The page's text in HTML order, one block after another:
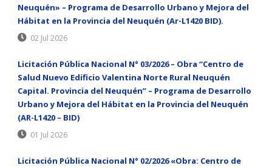
Neuquén» – Programa de Desarrollo Urbano y Mejora del
Hábitat en la Provincia del Neuquén (Ar-L1420 BID).
02 Jul 2026
Licitación Pública Nacional N° 03/2026 – Obra “Centro de
Salud Nuevo Edificio Valentina Norte Rural Neuquén
Capital. Provincia del Neuquén” – Programa de Desarrollo
Urbano y Mejora del Hábitat en la Provincia del Neuquén
(AR-L1420 – BID)
01 Jul 2026
Licitación Pública Nacional N° 02/2026 «Obra: Centro de